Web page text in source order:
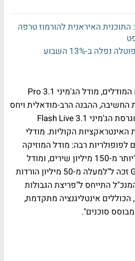
82 דולר: התוכנית האיראנית להורמוז טרפה
נפלה ב-13% השבוע
המודלים, מודל ה
ג'מיני 3.1 Pro
החשיבה, ההבנה הרב-מודאלית ויחס
העלות-תועלת", בעוד שגרסת הג'מיני 3.1 Flash Live
הקוליות. מודלי
לפופולריות רבה: מודל המוזיקה
Lyria 3 שימש ליצירת "יותר מ-150 מיליון שירים, ומודל
הקוד הפתוח Gemma 4 זכה ל"למעלה מ-50 מיליון הורדות
התייחס ל"פריצת הגבולות
אינטליגנציה מתקדמת,